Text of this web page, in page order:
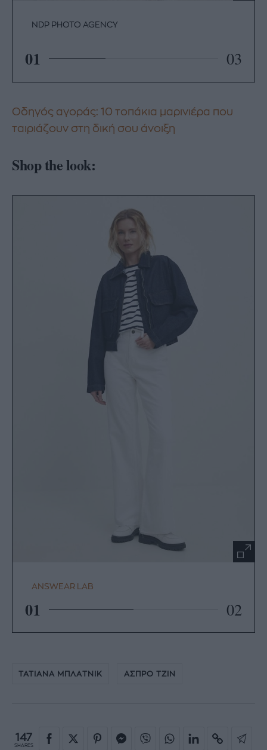
NDP PHOTO AGENCY
01 03
Οδηγός αγοράς: 10 τοπάκια μαρινιέρα που
ταιριάζουν στη δική σου άνοιξη
Shop the look:
ANSWEAR LAB
01 02
ΤΑΤΙΑΝΑ ΜΠΛΑΤΝΙΚ ΑΣΠΡΟ ΤΖΙΝ
147
SHARES